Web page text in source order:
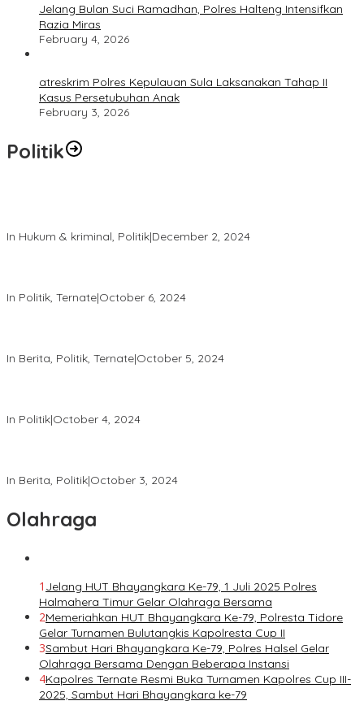
Jelang Bulan Suci Ramadhan, Polres Halteng Intensifkan
Razia Miras
February 4, 2026
atreskrim Polres Kepulauan Sula Laksanakan Tahap II
Kasus Persetubuhan Anak
February 3, 2026
Politik
In Hukum & kriminal, Politik|December 2, 2024
In Politik, Ternate|October 6, 2024
In Berita, Politik, Ternate|October 5, 2024
In Politik|October 4, 2024
In Berita, Politik|October 3, 2024
Olahraga
1 Jelang HUT Bhayangkara Ke-79, 1 Juli 2025 Polres
Halmahera Timur Gelar Olahraga Bersama
2Memeriahkan HUT Bhayangkara Ke-79, Polresta Tidore
Gelar Turnamen Bulutangkis Kapolresta Cup II
3Sambut Hari Bhayangkara Ke-79, Polres Halsel Gelar
Olahraga Bersama Dengan Beberapa Instansi
4Kapolres Ternate Resmi Buka Turnamen Kapolres Cup III-
2025, Sambut Hari Bhayangkara ke-79